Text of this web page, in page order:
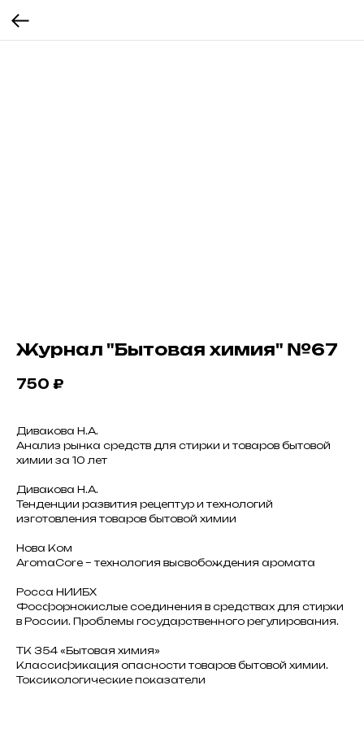
Журнал "Бытовая химия" №67
750 ₽
Дивакова Н.А.
Анализ рынка средств для стирки и товаров бытовой
химии за 10 лет
Дивакова Н.А.
Тенденции развития рецептур и технологий
изготовления товаров бытовой химии
Нова Ком
AromaCore – технология высвобождения аромата
Росса НИИБХ
Фосфорнокислые соединения в средствах для стирки
в России. Проблемы государственного регулирования.
ТК 354 «Бытовая химия»
Классификация опасности товаров бытовой химии.
Токсикологические показатели